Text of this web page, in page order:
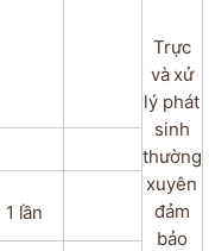
Trực
và xử
lý phát
sinh
thường
xuyên
đảm
bảo
1 lần